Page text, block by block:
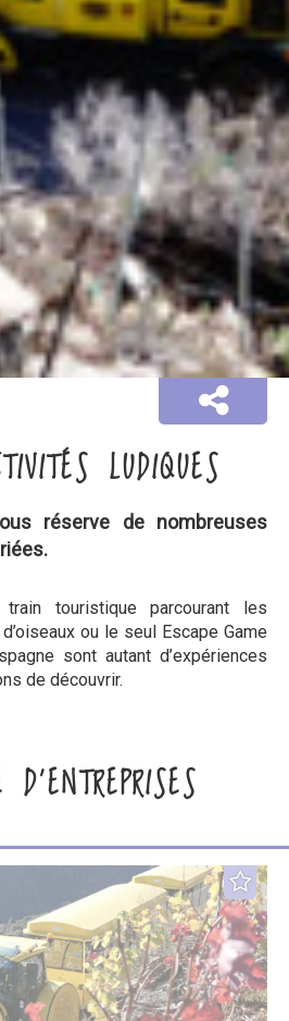
LUDIQUES
réserve de nombreuses
touristique parcourant les
ou le seul Escape Game
sont autant d’expériences
de découvrir.
D’ENTREPRISES